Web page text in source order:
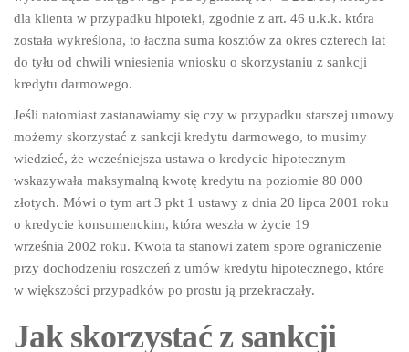
dla klienta w przypadku hipoteki, zgodnie z art. 46 u.k.k. która
została wykreślona, to łączna suma kosztów za okres czterech lat
do tyłu od chwili wniesienia wniosku o skorzystaniu z sankcji
kredytu darmowego.
Jeśli natomiast zastanawiamy się czy w przypadku starszej umowy
możemy skorzystać z sankcji kredytu darmowego, to musimy
wiedzieć, że wcześniejsza ustawa o kredycie hipotecznym
wskazywała maksymalną kwotę kredytu na poziomie 80 000
złotych. Mówi o tym art 3 pkt 1 ustawy z dnia 20 lipca 2001 roku
o kredycie konsumenckim, która weszła w życie 19
września 2002 roku. Kwota ta stanowi zatem spore ograniczenie
przy dochodzeniu roszczeń z umów kredytu hipotecznego, które
w większości przypadków po prostu ją przekraczały.
Jak skorzystać z sankcji